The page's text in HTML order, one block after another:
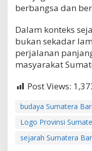
berbangsa dan
Dalam konteks
bukan sekadar
perjalanan
masyarakat
Post Views:
budaya Sumatera
Logo Provinsi
sejarah Sumatera